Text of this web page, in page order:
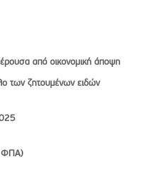
από οικονομική άποψη
των ζητουμένων ειδών
ΦΠΑ)